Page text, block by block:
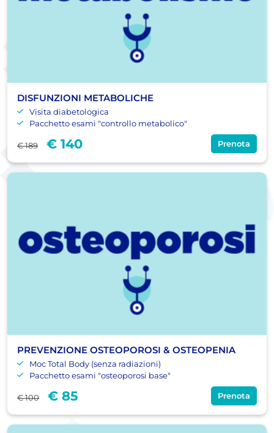
DISFUNZIONI METABOLICHE
Visita diabetologica
Pacchetto esami "controllo metabolico"
€ 189 € 140 Prenota
PREVENZIONE OSTEOPOROSI & OSTEOPENIA
Moc Total Body (senza radiazioni)
Pacchetto esami "osteoporosi base"
€ 100 € 85 Prenota